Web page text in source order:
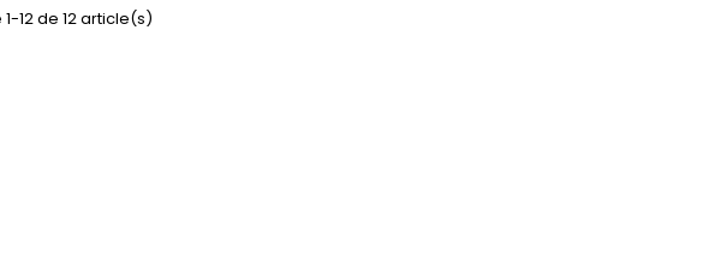
12 de 12 article(s)